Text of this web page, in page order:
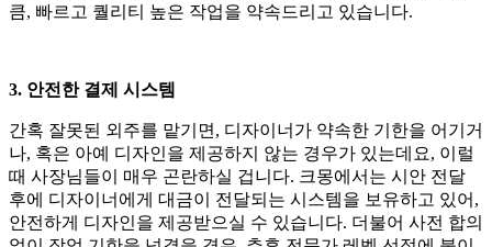
큼, 빠르고 퀄리티 높은 작업을 약속드리고 있습니다.
3. 안전한 결제 시스템
간혹 잘못된 외주를 맡기면, 디자이너가 약속한 기한을 어기거
나, 혹은 아예 디자인을 제공하지 않는 경우가 있는데요, 이럴
때 사장님들이 매우 곤란하실 겁니다. 크몽에서는 시안 전달
후에 디자이너에게 대금이 전달되는 시스템을 보유하고 있어,
안전하게 디자인을 제공받으실 수 있습니다. 더불어 사전 합의